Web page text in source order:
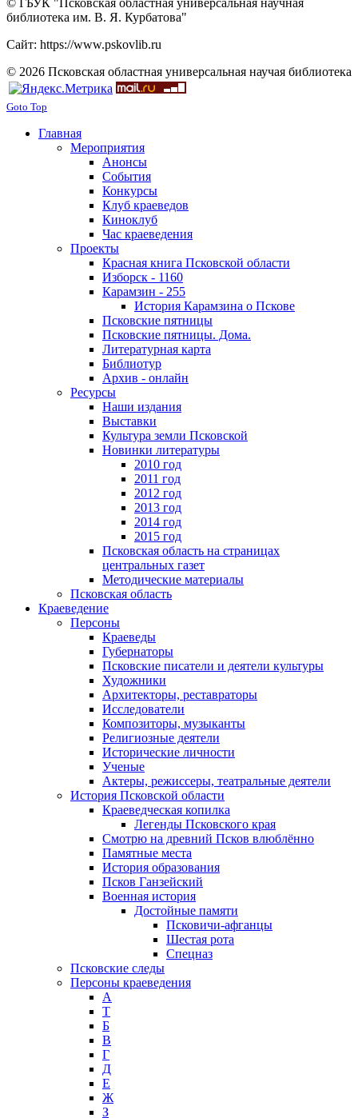
© ГБУК "Псковская областная универсальная научная
библиотека им. В. Я. Курбатова"
Сайт: https://www.pskovlib.ru
© 2026 Псковская областная универсальная научая библиотека
Goto Top
Главная
Мероприятия
Анонсы
События
Конкурсы
Клуб краеведов
Киноклуб
Час краеведения
Проекты
Красная книга Псковской области
Изборск - 1160
Карамзин - 255
История Карамзина о Пскове
Псковские пятницы
Псковские пятницы. Дома.
Литературная карта
Библиотур
Архив - онлайн
Ресурсы
Наши издания
Выставки
Культура земли Псковской
Новинки литературы
2010 год
2011 год
2012 год
2013 год
2014 год
2015 год
Псковская область на страницах
центральных газет
Методические материалы
Псковская область
Краеведение
Персоны
Краеведы
Губернаторы
Псковские писатели и деятели культуры
Художники
Архитекторы, реставраторы
Исследователи
Композиторы, музыканты
Религиозные деятели
Исторические личности
Ученые
Актеры, режиссеры, театральные деятели
История Псковской области
Краеведческая копилка
Легенды Псковского края
Смотрю на древний Псков влюблённо
Памятные места
История образования
Псков Ганзейский
Военная история
Достойные памяти
Псковичи-афганцы
Шестая рота
Спецназ
Псковские следы
Персоны краеведения
А
T
Б
В
Г
Д
Е
Ж
З